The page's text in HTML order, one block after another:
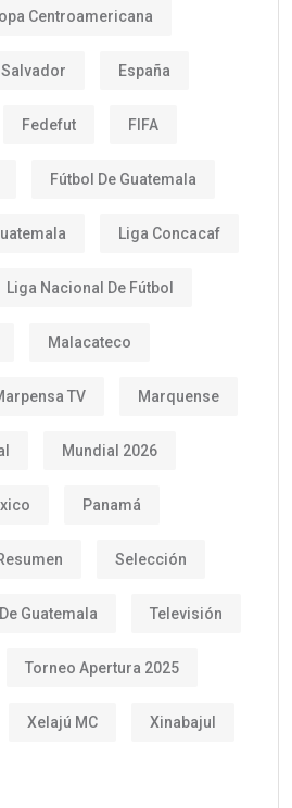
Centroamericana
Salvador España
Fedefut FIFA
Fútbol De Guatemala
Liga Concacaf
Liga Nacional De Fútbol
Malacateco
TV Marquense
Mundial 2026
Panamá
Selección
Guatemala Televisión
Torneo Apertura 2025
Xelajú MC Xinabajul